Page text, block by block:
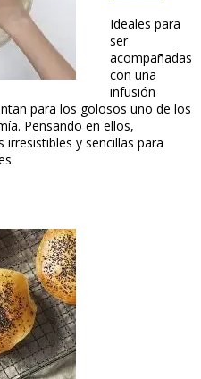
Ideales para
ser
acompañadas
con una
infusión
para los golosos uno de los
Pensando en ellos,
y sencillas para